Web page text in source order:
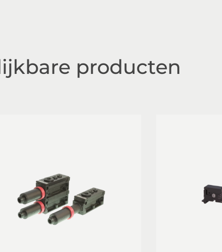
producten